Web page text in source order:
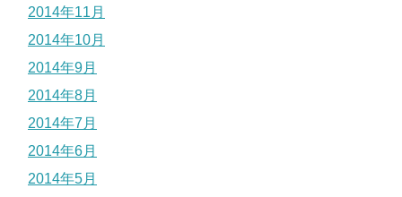
2014年11月
2014年10月
2014年9月
2014年8月
2014年7月
2014年6月
2014年5月